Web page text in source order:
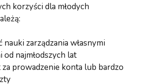
korzyści dla młodych
nauki zarządzania własnymi
od najmłodszych lat
za prowadzenie konta lub bardzo